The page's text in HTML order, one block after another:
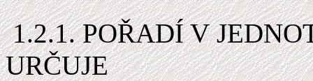
1.2.1. POŘADÍ V
URČUJE